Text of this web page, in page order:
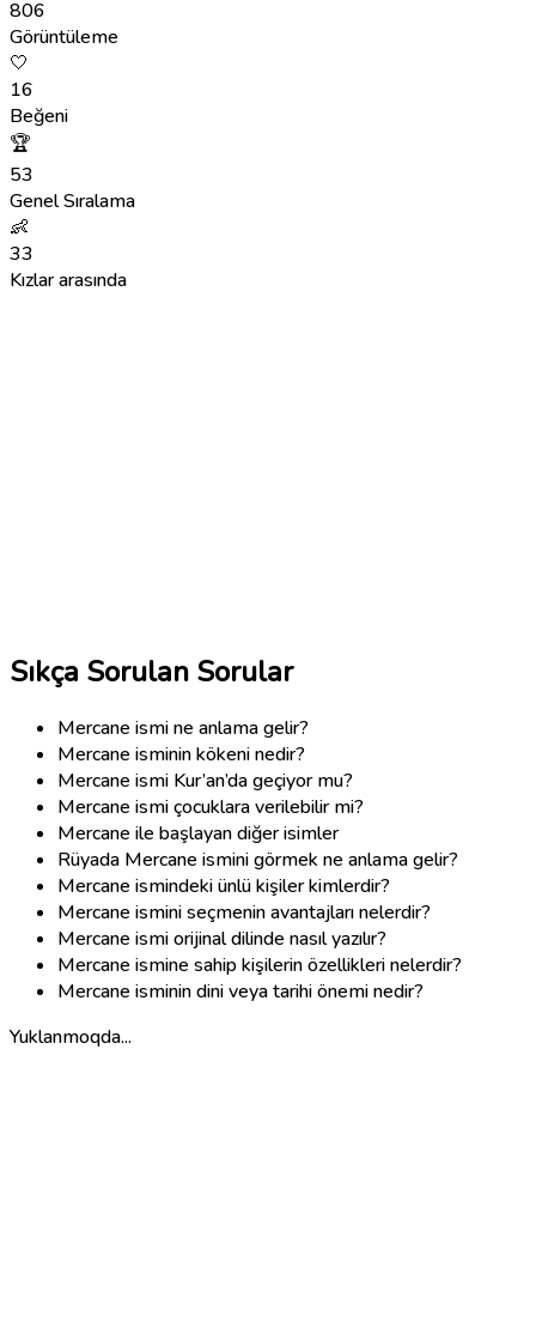
806
Görüntüleme
🤍
16
Beğeni
🏆
53
Genel Sıralama
👶
33
Kızlar arasında
Sıkça Sorulan Sorular
Mercane ismi ne anlama gelir?
Mercane isminin kökeni nedir?
Mercane ismi Kur’an’da geçiyor mu?
Mercane ismi çocuklara verilebilir mi?
Mercane ile başlayan diğer isimler
Rüyada Mercane ismini görmek ne anlama gelir?
Mercane ismindeki ünlü kişiler kimlerdir?
Mercane ismini seçmenin avantajları nelerdir?
Mercane ismi orijinal dilinde nasıl yazılır?
Mercane ismine sahip kişilerin özellikleri nelerdir?
Mercane isminin dini veya tarihi önemi nedir?
Yuklanmoqda...